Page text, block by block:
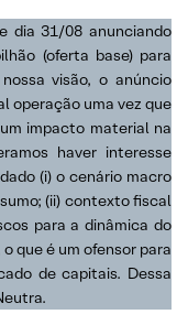
dia 31/08 anunciando
(oferta base) para
visão, o anúncio
operação uma vez que
impacto material na
haver interesse
(i) o cenário macro
(ii) contexto fiscal
para a dinâmica do
que é um ofensor para
de capitais. Dessa